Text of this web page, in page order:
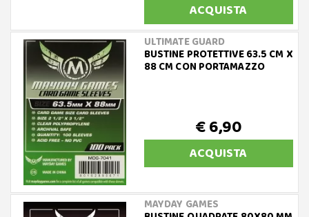
ACQUISTA
ULTIMATE GUARD
BUSTINE PROTETTIVE 63.5 CM X
88 CM CON PORTAMAZZO
€ 6,90
ACQUISTA
MAYDAY GAMES